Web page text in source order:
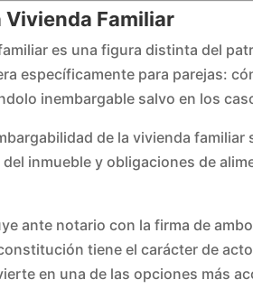
Vivienda Familiar
es una figura distinta del
específicamente para parejas:
inembargable salvo en los
de la vivienda
inmueble y obligaciones de
ante notario con la firma de
tiene el carácter de
en una de las opciones más